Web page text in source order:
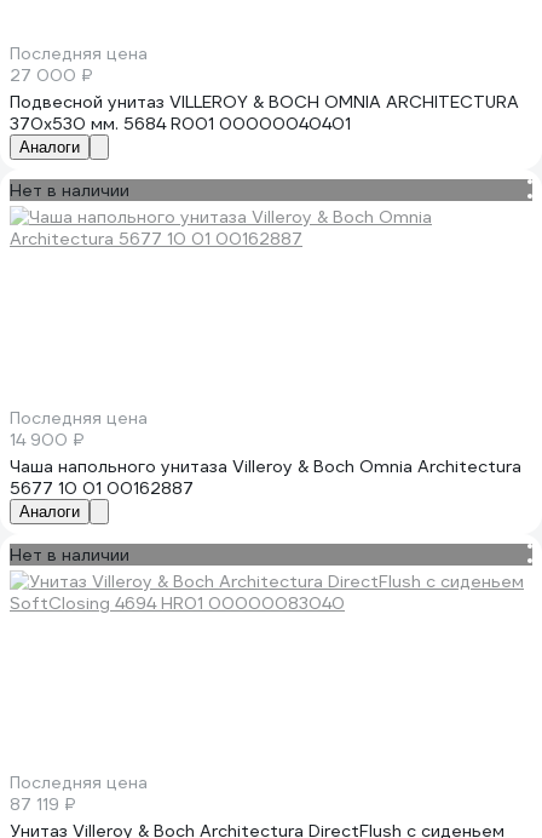
Последняя цена
27 000 ₽
Подвесной унитаз VILLEROY & BOCH OMNIA ARCHITECTURA
370x530 мм. 5684 R001 00000040401
Аналоги
Нет в наличии
Последняя цена
14 900 ₽
Чаша напольного унитаза Villeroy & Boch Omnia Architectura
5677 10 01 00162887
Аналоги
Нет в наличии
Последняя цена
87 119 ₽
Унитаз Villeroy & Boch Architectura DirectFlush с сиденьем